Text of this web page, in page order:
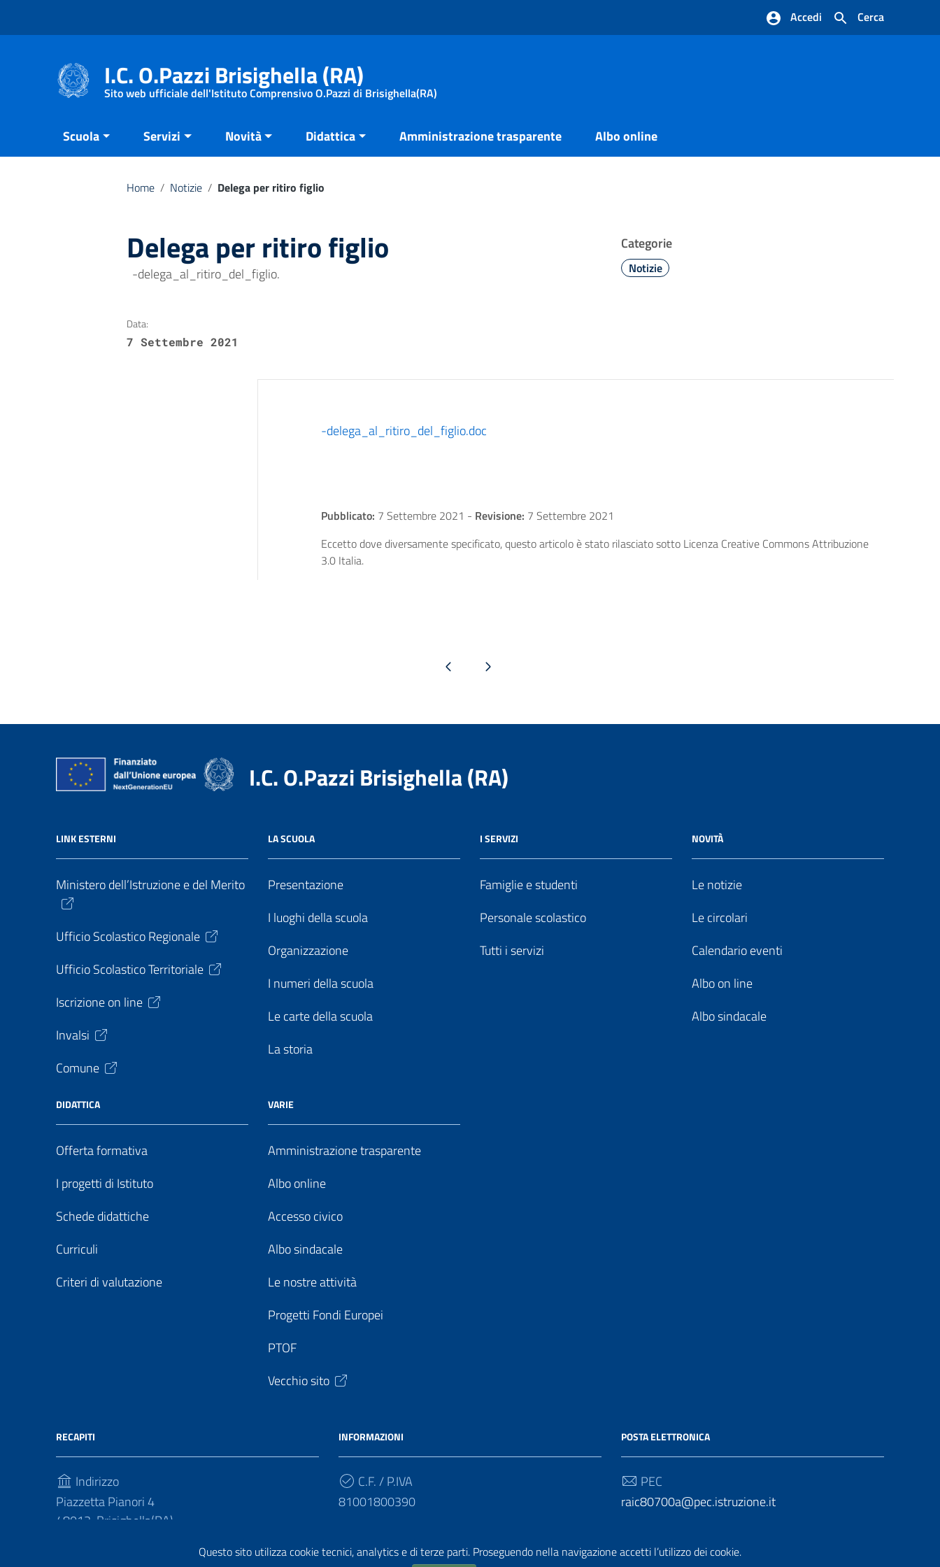
Questo sito utilizza cookie tecnici, analytics e di terze parti. Proseguendo nella navigazione accetti l’utilizzo dei cookie.
Cerca
Accedi
I.C. O.Pazzi Brisighella (RA)
Sito web ufficiale dell'Istituto Comprensivo O.Pazzi di Brisighella(RA)
Scuola Servizi Novità Didattica Amministrazione trasparente Albo online
Home / Notizie / Delega per ritiro figlio
Delega per ritiro figlio
-delega_al_ritiro_del_figlio.
Categorie
Notizie
Data:
7 Settembre 2021
-delega_al_ritiro_del_figlio.doc
Pubblicato: 7 Settembre 2021 - Revisione: 7 Settembre 2021
Eccetto dove diversamente specificato, questo articolo è stato rilasciato sotto Licenza Creative Commons Attribuzione
3.0 Italia.
Pagina precedentePagina successiva
I.C. O.Pazzi Brisighella (RA)
LINK ESTERNI
Ministero dell’Istruzione e del Merito
Ufficio Scolastico Regionale
Ufficio Scolastico Territoriale
Iscrizione on line
Invalsi
Comune
LA SCUOLA
Presentazione
I luoghi della scuola
Organizzazione
I numeri della scuola
Le carte della scuola
La storia
I SERVIZI
Famiglie e studenti
Personale scolastico
Tutti i servizi
NOVITÀ
Le notizie
Le circolari
Calendario eventi
Albo on line
Albo sindacale
DIDATTICA
Offerta formativa
I progetti di Istituto
Schede didattiche
Curriculi
Criteri di valutazione
VARIE
Amministrazione trasparente
Albo online
Accesso civico
Albo sindacale
Le nostre attività
Progetti Fondi Europei
PTOF
Vecchio sito
RECAPITI
Indirizzo
Piazzetta Pianori 4
48013, Brisighella(RA)
INFORMAZIONI
C.F. / P.IVA
81001800390
UF4HBY
POSTA ELETTRONICA
PEC
raic80700a@pec.istruzione.it
raic80700a@istruzione.it